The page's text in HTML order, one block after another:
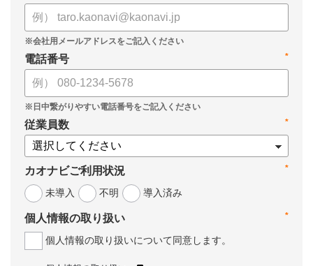
*
電話番号
*
従業員数
*
カオナビご利用状況
未導入
不明 導入済み
*
個人情報の取り扱い
個人情報の取り扱いについて同意します。